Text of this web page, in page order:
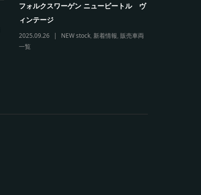
フォルクスワーゲン ニュービートル ヴ
ィンテージ
2025.09.26 NEW stock, 新着情報, 販売車両
一覧